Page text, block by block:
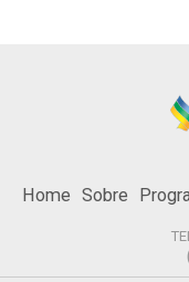
Home Sobre